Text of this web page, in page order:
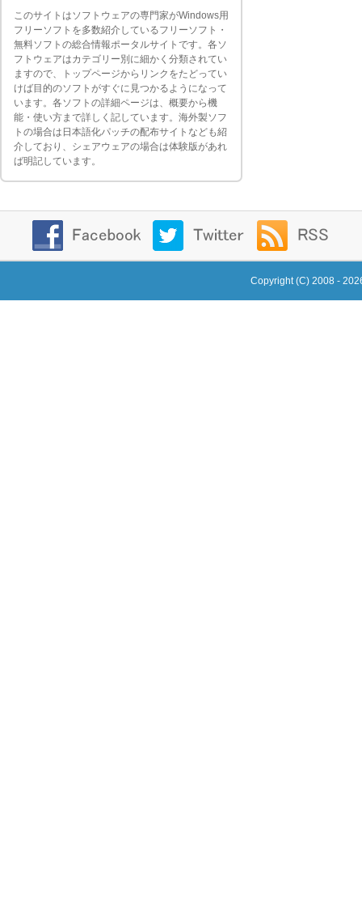
このサイトはソフトウェアの専門家がWindows用
フリーソフトを多数紹介しているフリーソフト・
無料ソフトの総合情報ポータルサイトです。各ソ
フトウェアはカテゴリー別に細かく分類されてい
ますので、トップページからリンクをたどってい
けば目的のソフトがすぐに見つかるようになって
います。各ソフトの詳細ページは、概要から機
能・使い方まで詳しく記しています。海外製ソフ
トの場合は日本語化パッチの配布サイトなども紹
介しており、シェアウェアの場合は体験版があれ
ば明記しています。
Copyright (C) 2008 -